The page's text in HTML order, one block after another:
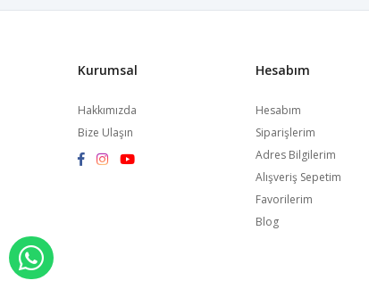
Kurumsal
Hakkımızda
Bize Ulaşın
Hesabım
Hesabım
Siparişlerim
Adres Bilgilerim
Alışveriş Sepetim
Favorilerim
Blog